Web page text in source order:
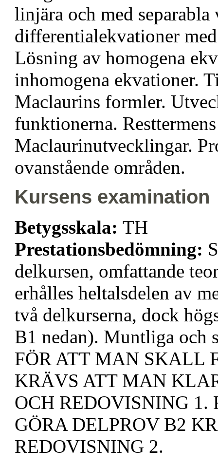
linjära och med
differentialekvationer
Lösning av homogena
inhomogena ekvationer.
Maclaurins formler.
funktionerna.
Maclaurinutvecklingar.
ovanstående områden.
Kursens examination
Betygsskala: TH
Prestationsbedömning:
delkursen, omfattande
erhålles heltalsdelen av
två delkurserna, dock
B1 nedan). Muntliga och
FÖR ATT MAN SKALL
KRÄVS ATT MAN
OCH REDOVISNING
GÖRA DELPROV B2
REDOVISNING 2.